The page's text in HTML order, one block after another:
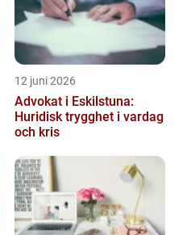
12 juni 2026
Advokat i Eskilstuna:
Huridisk trygghet i vardag
och kris